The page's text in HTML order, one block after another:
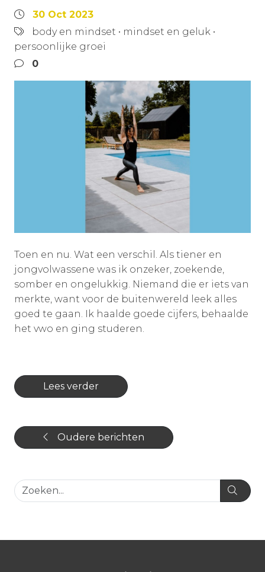
30 Oct 2023
body en mindset • mindset en geluk •
persoonlijke groei
0
Toen en nu. Wat een verschil. Als tiener en
jongvolwassene was ik onzeker, zoekende,
somber en ongelukkig. Niemand die er iets van
merkte, want voor de buitenwereld leek alles
goed te gaan. Ik haalde goede cijfers, behaalde
het vwo en ging studeren.
Lees verder
Oudere berichten